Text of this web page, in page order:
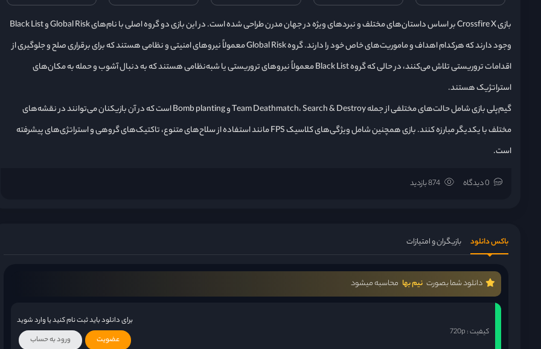
بازی Crossfire X بر اساس داستان‌های مختلف و نبردهای ویژه در جهان مدرن طراحی شده است. در این بازی دو گروه اصلی با نام‌های Global Risk و Black List
وجود دارند که هرکدام اهداف و ماموریت‌های خاص خود را دارند. گروه Global Risk معمولاً نیروهای امنیتی و نظامی هستند که برای برقراری صلح و جلوگیری از
اقدامات تروریستی تلاش می‌کنند، در حالی که گروه Black List معمولاً نیروهای تروریستی یا شبه‌نظامی هستند که به دنبال آشوب و حمله به مکان‌های
استراتژیک هستند.
گیم‌پلی بازی شامل حالت‌های مختلفی از جمله Team Deathmatch، Search & Destroy و Bomb planting است که در آن بازیکنان می‌توانند در نقشه‌های
مختلف با یکدیگر مبارزه کنند. بازی همچنین شامل ویژگی‌های کلاسیک FPS مانند استفاده از سلاح‌های متنوع، تاکتیک‌های گروهی و استراتژی‌های پیشرفته
است.
باکس دانلود بازیگران و امتیازات
دانلود شما بصورت نیم بها محاسبه میشود
کیفیت : 720p
برای دانلود باید ثبت نام کنید یا وارد شوید
عضویت
ورود به حساب